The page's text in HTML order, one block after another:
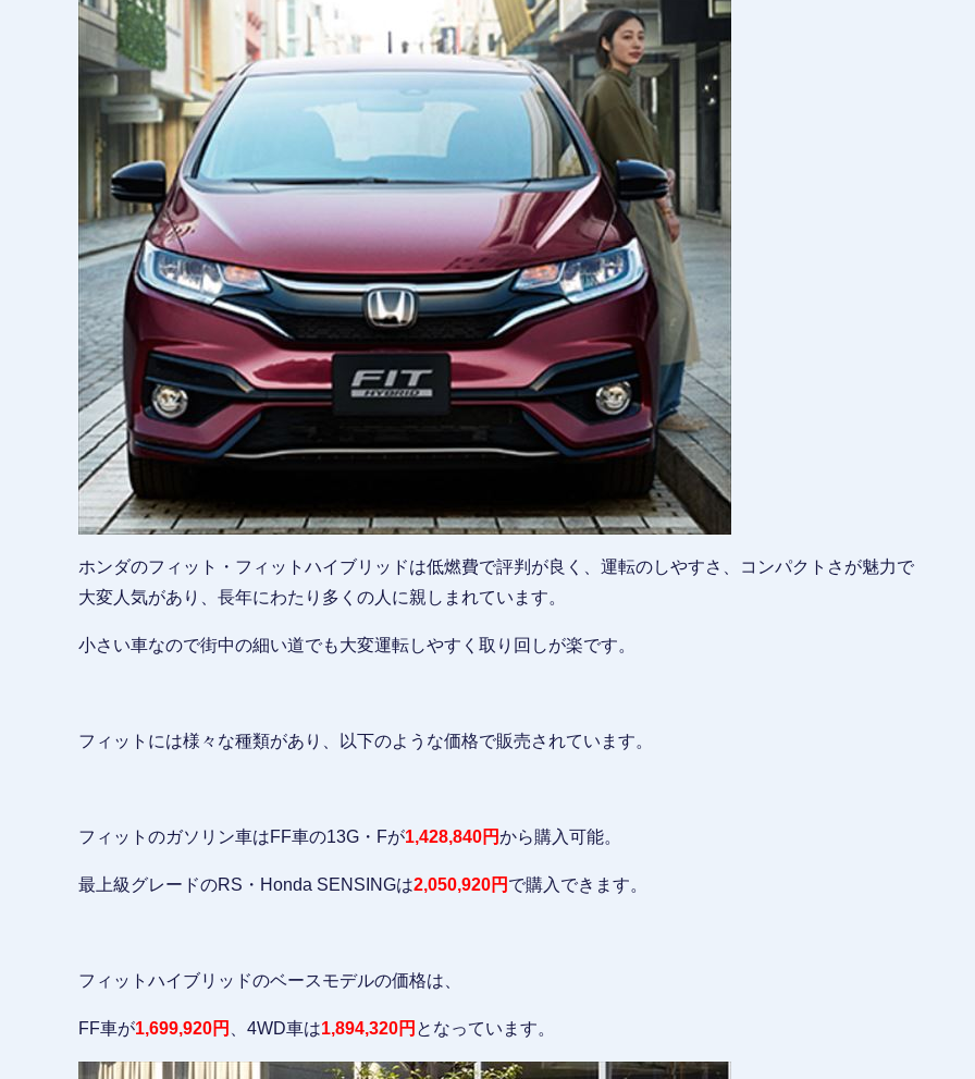
ホンダのフィット・フィットハイブリッドは低燃費で評判が良く、運転のしやすさ、コンパクトさが魅力で
大変人気があり、長年にわたり多くの人に親しまれています。
小さい車なので街中の細い道でも大変運転しやすく取り回しが楽です。
フィットには様々な種類があり、以下のような価格で販売されています。
フィットのガソリン車はFF車の13G・Fが1,428,840円から購入可能。
最上級グレードのRS・Honda SENSINGは2,050,920円 で購入できます。
フィットハイブリッドのベースモデルの価格は、
FF車が1,699,920円 、4WD車は1,894,320円 となっています。